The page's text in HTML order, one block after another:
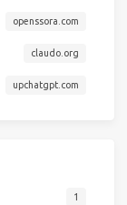
openssora.com
claudo.org
upchatgpt.com
1